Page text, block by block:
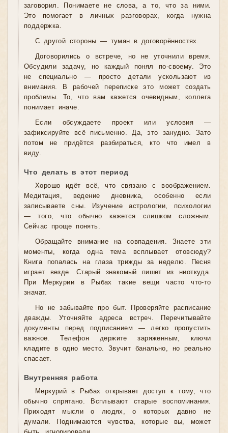
заговорил. Понимаете не слова, а то, что за ними.
Это помогает в личных разговорах, когда нужна
поддержка.
С другой стороны — туман в договорённостях.
Договорились о встрече, но не уточнили время.
Обсудили задачу, но каждый понял по-своему. Это
не специально — просто детали ускользают из
внимания. В рабочей переписке это может создать
проблемы. То, что вам кажется очевидным, коллега
понимает иначе.
Если обсуждаете проект или условия —
зафиксируйте всё письменно. Да, это занудно. Зато
потом не придётся разбираться, кто что имел в
виду.
Что делать в этот период
Хорошо идёт всё, что связано с воображением.
Медитация, ведение дневника, особенно если
записываете сны. Изучение астрологии, психологии
— того, что обычно кажется слишком сложным.
Сейчас проще понять.
Обращайте внимание на совпадения. Знаете эти
моменты, когда одна тема всплывает отовсюду?
Книга попалась на глаза трижды за неделю. Песня
играет везде. Старый знакомый пишет из ниоткуда.
При Меркурии в Рыбах такие вещи часто что-то
значат.
Но не забывайте про быт. Проверяйте расписание
дважды. Уточняйте адреса встреч. Перечитывайте
документы перед подписанием — легко пропустить
важное. Телефон держите заряженным, ключи
кладите в одно место. Звучит банально, но реально
спасает.
Внутренняя работа
Меркурий в Рыбах открывает доступ к тому, что
обычно спрятано. Всплывают старые воспоминания.
Приходят мысли о людях, о которых давно не
думали. Поднимаются чувства, которые вы, может